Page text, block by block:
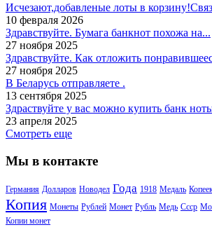
Исчезают,добавленые лоты в
10 февраля 2026
Здравствуйте. Бумага банкнот похожа на...
27 ноября 2025
Здравствуйте. Как отложить
27 ноября 2025
В Беларусь отправляете .
13 сентября 2025
Здраствуйте у вас можно купить банк
23 апреля 2025
Смотреть еще
Мы в контакте
Германия Долларов Новодел Года 1918 Медаль
Копия Монеты Рублей Монет Рубль Медь Ссср
Копии монет